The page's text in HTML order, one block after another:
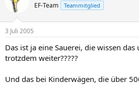
EF-Team Teammitglied
3 Juli 2005
Das ist ja eine Sauerei, die wissen
trotzdem weiter?????
Und das bei Kinderwägen, die über